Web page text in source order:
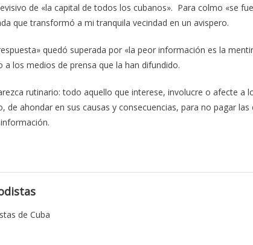
de «la capital de todos los cubanos». Para colmo «se
que transformó a mi tranquila vecindad en un avispero.
quedó superada por «la peor información es la
los medios de prensa que la han difundido.
rutinario: todo aquello que interese, involucre o afecte a
ahondar en sus causas y consecuencias, para no pagar las
de Cuba